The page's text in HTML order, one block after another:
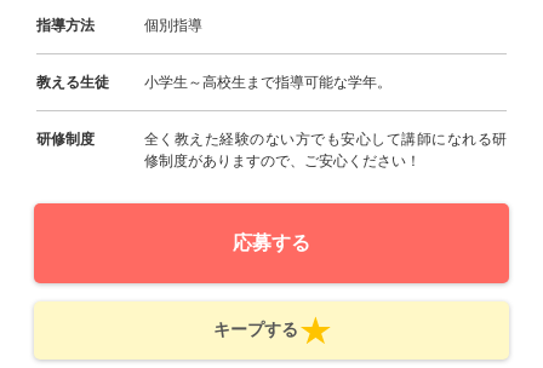
指導方法 個別指導
教える生徒 小学生～高校生まで指導可能な学年。
研修制度
全く教えた経験のない方でも安心して講師になれる研
修制度がありますので、ご安心ください！
応募する
キープする